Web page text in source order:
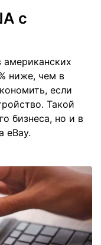
с
ниже, чем в
если
Такой
бизнеса, но и в
eBay.